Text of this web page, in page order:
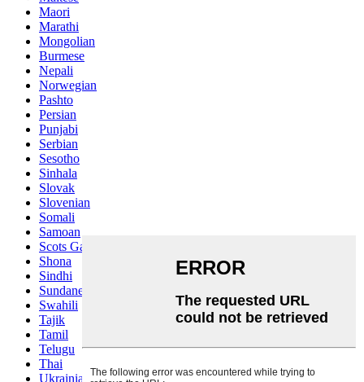
Maori
Marathi
Mongolian
Burmese
Nepali
Norwegian
Pashto
Persian
Punjabi
Serbian
Sesotho
Sinhala
Slovak
Slovenian
Somali
Samoan
Scots Gaelic
Shona
Sindhi
Sundanese
Swahili
Tajik
Tamil
Telugu
Thai
Ukrainian